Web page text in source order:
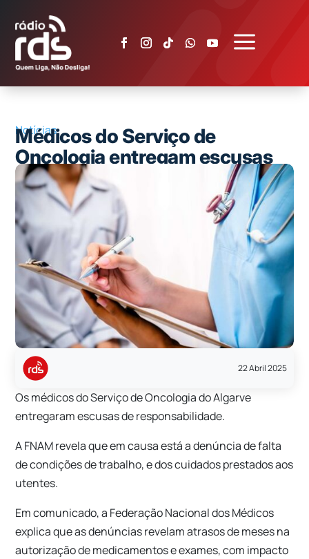
a
Notícias
Médicos do Serviço de
Oncologia entregam escusas
de responsabilidade
22 Abril 2025
Os médicos do Serviço de Oncologia do Algarve
entregaram escusas de responsabilidade.
A FNAM revela que em causa está a denúncia de falta
de condições de trabalho, e dos cuidados prestados aos
utentes.
Em comunicado, a Federação Nacional dos Médicos
explica que as denúncias revelam atrasos de meses na
autorização de medicamentos e exames, com impacto